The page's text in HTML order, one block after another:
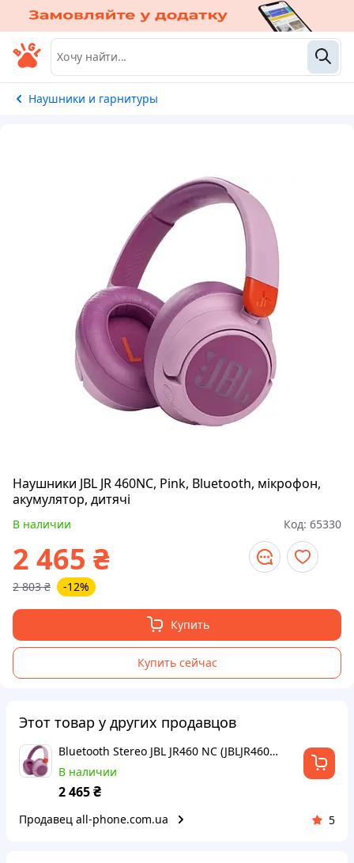
Наушники и гарнитуры
Наушники JBL JR 460NC, Pink, Bluetooth, мікрофон,
акумулятор, дитячі
В наличии Код: 65330
2 465 ₴
2 803 ₴ -12%
Купить
Купить сейчас
Этот товар у других продавцов
Bluetooth Stereo JBL JR460 NC (JBLJR460NCPIK) Pink UA Гарантия 12 мес
В наличии
2 465₴
Продавец all-phone.com.ua 5